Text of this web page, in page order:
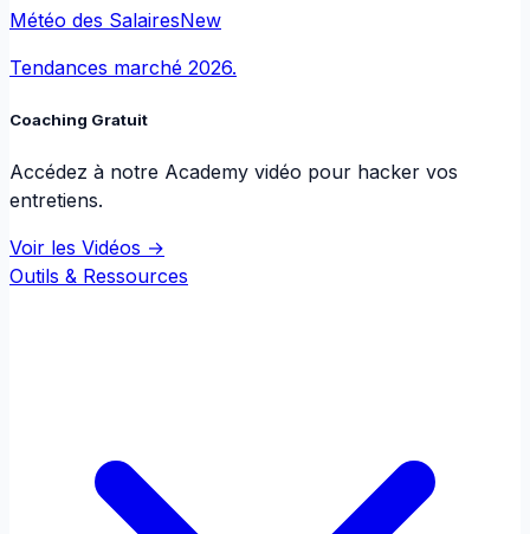
Météo des SalairesNew
Tendances marché 2026.
Coaching Gratuit
Accédez à notre Academy vidéo pour hacker vos
entretiens.
Voir les Vidéos →
Outils & Ressources